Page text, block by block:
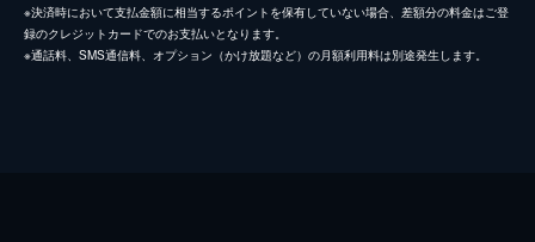
※決済時において支払金額に相当するポイントを保有していない場合、差額分の料金はご登
録のクレジットカードでのお支払いとなります。
※通話料、SMS通信料、オプション（かけ放題など）の月額利用料は別途発生します。